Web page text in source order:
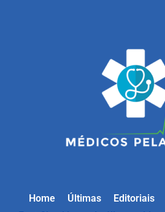
Home Últimas Editoriais